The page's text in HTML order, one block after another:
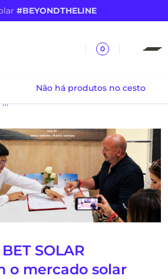
#BEYONDTHELINE
0
Não há produtos no cesto
A LONGi e a BET SOLAR impulsionam o mercado solar comercial em Espanha e Portugal
SOLAR
o mercado solar